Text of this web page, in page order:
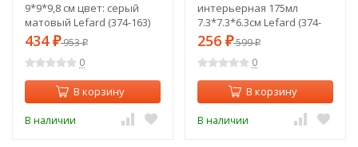
9*9*9,8 см цвет: серый
матовый Lefard (374-163)
434 ₽953₽
0
В корзину
В наличии
интерьерная 175мл
7.3*7.3*6.3см Lefard (374-
118)
256 ₽599₽
0
В корзину
В наличии